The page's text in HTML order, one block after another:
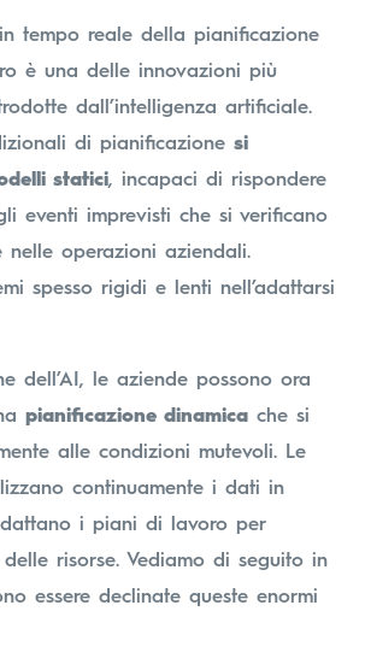
in tempo reale della pianificazione
è una delle innovazioni più
dall’intelligenza artificiale.
di pianificazionesi
statici, incapaci di rispondere
eventi imprevisti che si verificano
nelle operazioni aziendali.
spesso rigidi e lenti nell’adattarsi
dell’AI, le aziende possono ora
pianificazione dinamica che si
alle condizioni mutevoli. Le
continuamente i dati in
i piani di lavoro per
delle risorse. Vediamo di seguito in
essere declinate queste enormi